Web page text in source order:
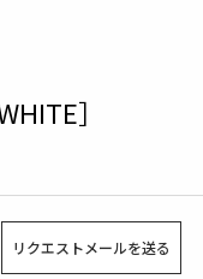
］
リクエストメールを送る